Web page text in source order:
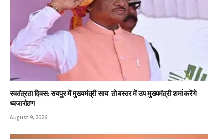
स्वतंत्रता दिवस: रायपुर में मुख्यमंत्री साय, तो बस्तर में उप मुख्यमंत्री शर्मा करेंगे
ध्वजारोहण
August 9, 2026